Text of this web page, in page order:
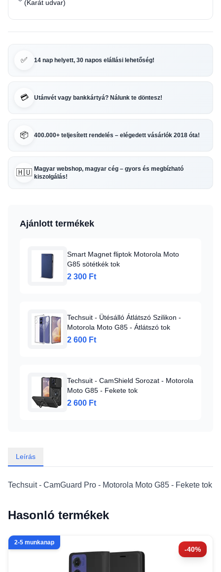
(Karát udvar)
✅ 14 nap helyett, 30 napos elállási lehetőség!
💳 Utánvét vagy bankkártyá? Nálunk te döntesz!
📦 400.000+ teljesített rendelés – elégedett vásárlók 2018 óta!
🇭🇺 Magyar webshop, magyar cég – gyors és megbízható
kiszolgálás!
Ajánlott termékek
Smart Magnet fliptok Motorola Moto
G85 sötétkék tok
2 300 Ft
Techsuit - Ütésálló Átlátszó Szilikon -
Motorola Moto G85 - Átlátszó tok
2 600 Ft
Techsuit - CamShield Sorozat - Motorola
Moto G85 - Fekete tok
2 600 Ft
Leírás
Techsuit - CamGuard Pro - Motorola Moto G85 - Fekete tok
Hasonló termékek
-40%
2-5 munkanap